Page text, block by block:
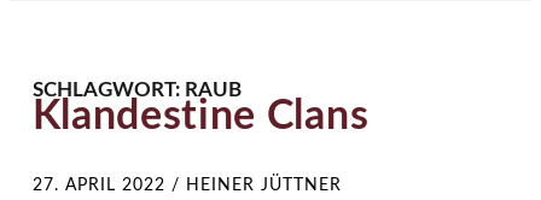
SCHLAGWORT: RAUB
Klandestine Clans
27. APRIL 2022 / HEINER JÜTTNER